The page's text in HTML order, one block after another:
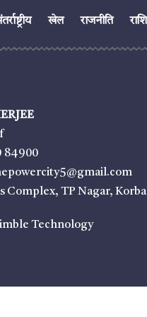
खेल राजनीति
84900
Complex, TP Nagar,
Technology